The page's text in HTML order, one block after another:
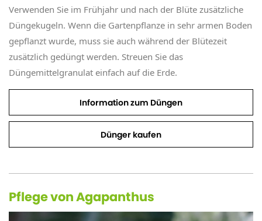
Verwenden Sie im Frühjahr und nach der Blüte zusätzliche
Düngekugeln. Wenn die Gartenpflanze in sehr armen Boden
gepflanzt wurde, muss sie auch während der Blütezeit
zusätzlich gedüngt werden. Streuen Sie das
Düngemittelgranulat einfach auf die Erde.
Information zum Düngen
Dünger kaufen
Pflege von Agapanthus